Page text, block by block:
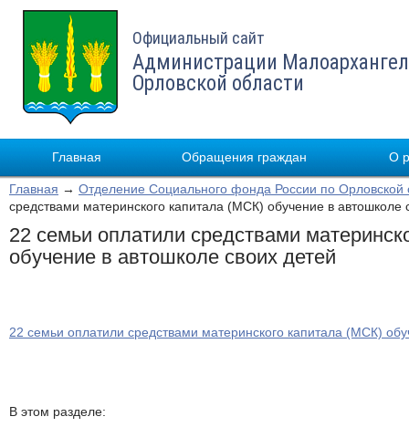
Официальный сайт
Администрации
Орловской области
Главная Обращения граждан О
Главная → Отделение Социального фонда России по Орловской
средствами материнского капитала (МСК) обучение в автошколе
22 семьи оплатили средствами
обучение в автошколе своих детей
22 семьи оплатили средствами материнского капитала (МСК)
В этом разделе: